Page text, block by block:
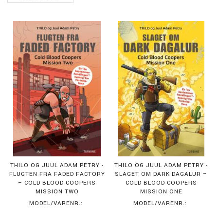
THILO OG JUUL ADAM PETRY -
FLUGTEN FRA FADED FACTORY
– COLD BLOOD COOPERS
MISSION TWO
MODEL/VARENR.:
THILO OG JUUL ADAM PETRY -
SLAGET OM DARK DAGALUR –
COLD BLOOD COOPERS
MISSION ONE
MODEL/VARENR.: